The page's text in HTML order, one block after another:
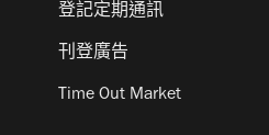
登記定期通訊
刊登廣告
Time Out Market